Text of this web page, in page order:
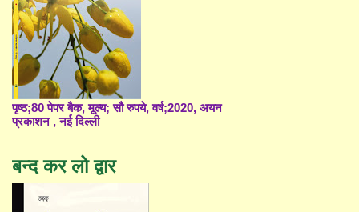
पृष्ठ;80 पेपर बैक, मूल्य; सौ रुपये, वर्ष;2020, अयन
प्रकाशन , नई दिल्ली
बन्द कर लो द्वार